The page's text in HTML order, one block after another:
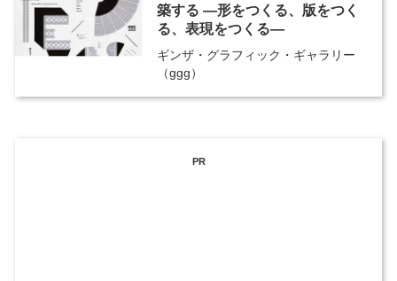
築する ―形をつくる、版をつく
る、表現をつくる―
ギンザ・グラフィック・ギャラリー
（ggg）
PR